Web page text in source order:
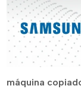
máquina